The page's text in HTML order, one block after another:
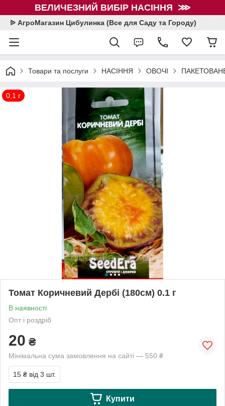
ВЕЛИЧЕЗНИЙ ВИБІР НАСІННЯ ⋙
ᐉ АгроМагазин Цибулинка (Все для Саду та Городу)
Товари та послуги НАСІННЯ ОВОЧІ
0,1 г
Томат Коричневий Дербі (180см) 0.1 г
В наявності
Опт і роздріб
20 ₴
Мінімальна сума замовлення на сайті — 550 ₴
15 ₴ від 3 шт.
Купити